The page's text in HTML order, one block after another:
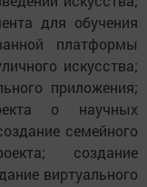
для обучения
платформы
искусства;
приложения;
о научных
семейного
создание
виртуального